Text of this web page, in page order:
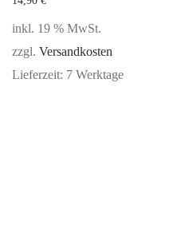
inkl. 19 % MwSt.
zzgl. Versandkosten
Lieferzeit: 7 Werktage